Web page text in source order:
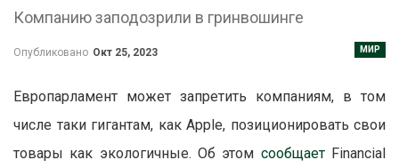
Компанию заподозрили в гринвошинге
МИР
Опубликовано Окт 25, 2023
Европарламент может запретить компаниям, в том
числе таки гигантам, как Apple, позиционировать свои
товары как экологичные. Об этом сообщаетFinancial